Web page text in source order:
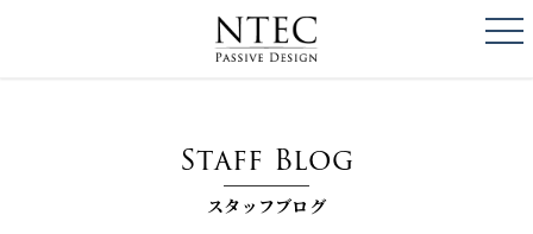
Staff Blog
スタッフブログ